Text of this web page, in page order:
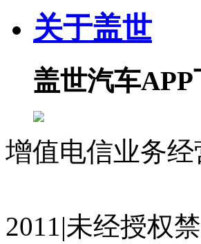
关于盖世
盖世汽车APP
增值电信业务
2011|未经授权